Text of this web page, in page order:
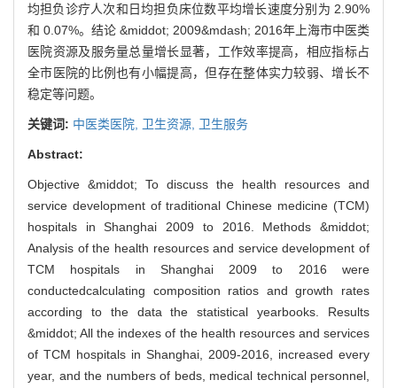
均担负诊疗人次和日均担负床位数平均增长速度分别为 2.90%
和 0.07%。结论 &middot; 2009&mdash; 2016年上海市中医类
医院资源及服务量总量增长显著，工作效率提高，相应指标占
全市医院的比例也有小幅提高，但存在整体实力较弱、增长不
稳定等问题。
关键词: 中医类医院, 卫生资源, 卫生服务
Abstract:
Objective &middot; To discuss the health resources and
service development of traditional Chinese medicine (TCM)
hospitals in Shanghai 2009 to 2016. Methods &middot;
Analysis of the health resources and service development of
TCM hospitals in Shanghai 2009 to 2016 were
conductedcalculating composition ratios and growth rates
according to the data the statistical yearbooks. Results
&middot; All the indexes of the health resources and services
of TCM hospitals in Shanghai, 2009-2016, increased every
year, and the numbers of beds, medical technical personnel,